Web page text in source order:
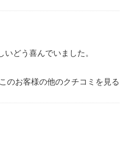
どう喜んでいました。
このお客様の他のクチコミを見る